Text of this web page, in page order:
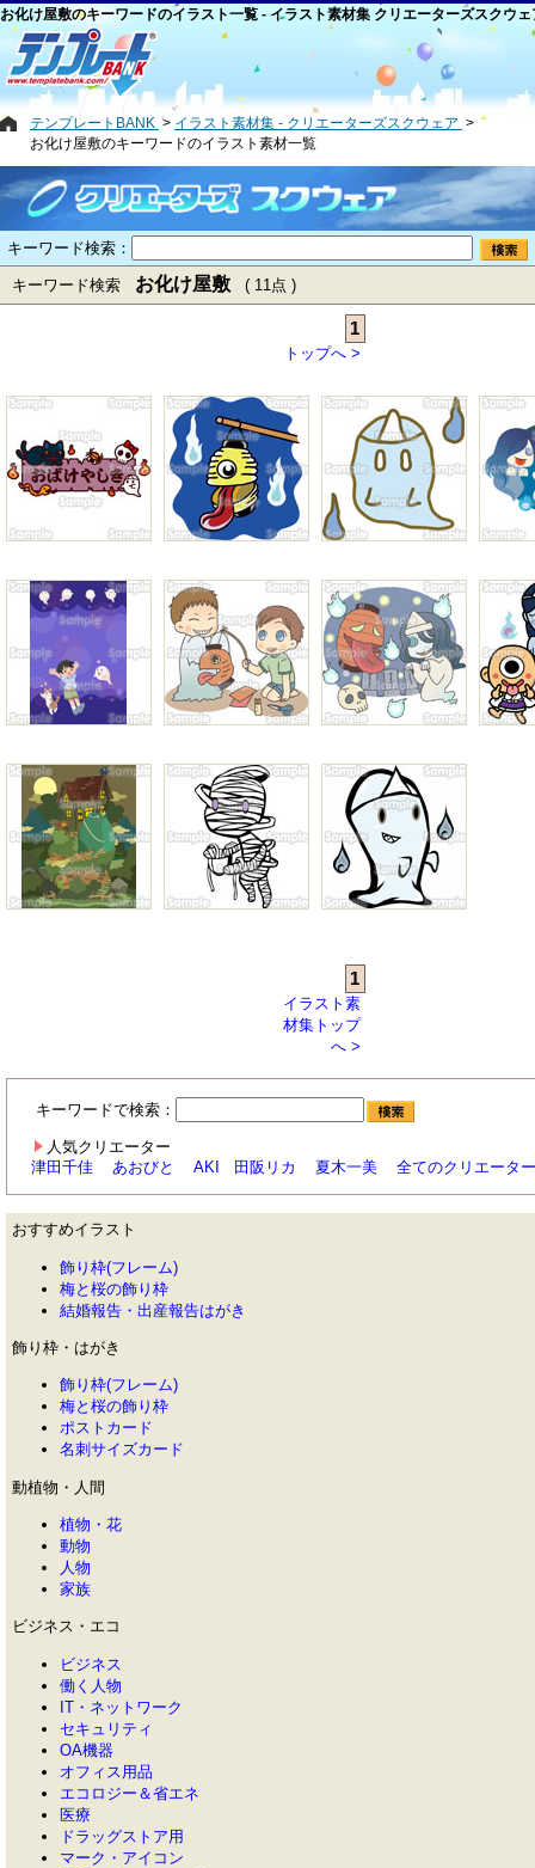
お化け屋敷のキーワードのイラスト一覧 - イラスト素材集 クリエーターズスクウェ
テンプレートBANK
イラスト素材集 - クリエーターズスクウェア
お化け屋敷のキーワードのイラスト素材一覧
キーワード検索：
キーワード検索 お化け屋敷 ( 11点 )
1
トップへ >
1
イラスト素
材集トップ
へ >
キーワードで検索：
人気クリエーター
津田千佳
あおびと AKI 田阪リカ 夏木一美 全てのクリエーター
おすすめイラスト
飾り枠(フレーム)
梅と桜の飾り枠
結婚報告・出産報告はがき
飾り枠・はがき
飾り枠(フレーム)
梅と桜の飾り枠
ポストカード
名刺サイズカード
動植物・人間
植物・花
動物
人物
家族
ビジネス・エコ
ビジネス
働く人物
IT・ネットワーク
セキュリティ
OA機器
オフィス用品
エコロジー＆省エネ
医療
ドラッグストア用
マーク・アイコン